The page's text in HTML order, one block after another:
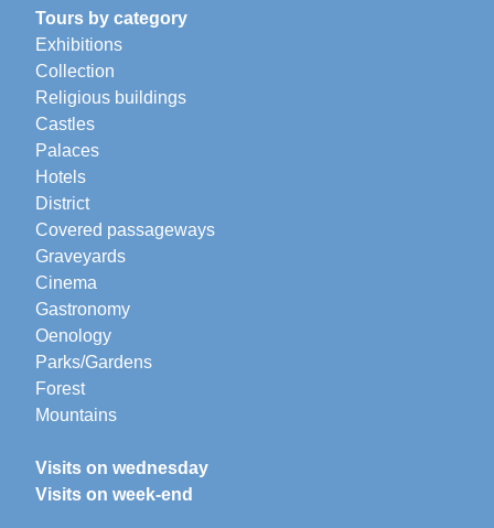
Tours by category
Exhibitions
Collection
Religious buildings
Castles
Palaces
Hotels
District
Covered passageways
Graveyards
Cinema
Gastronomy
Oenology
Parks/Gardens
Forest
Mountains
Visits on wednesday
Visits on week-end